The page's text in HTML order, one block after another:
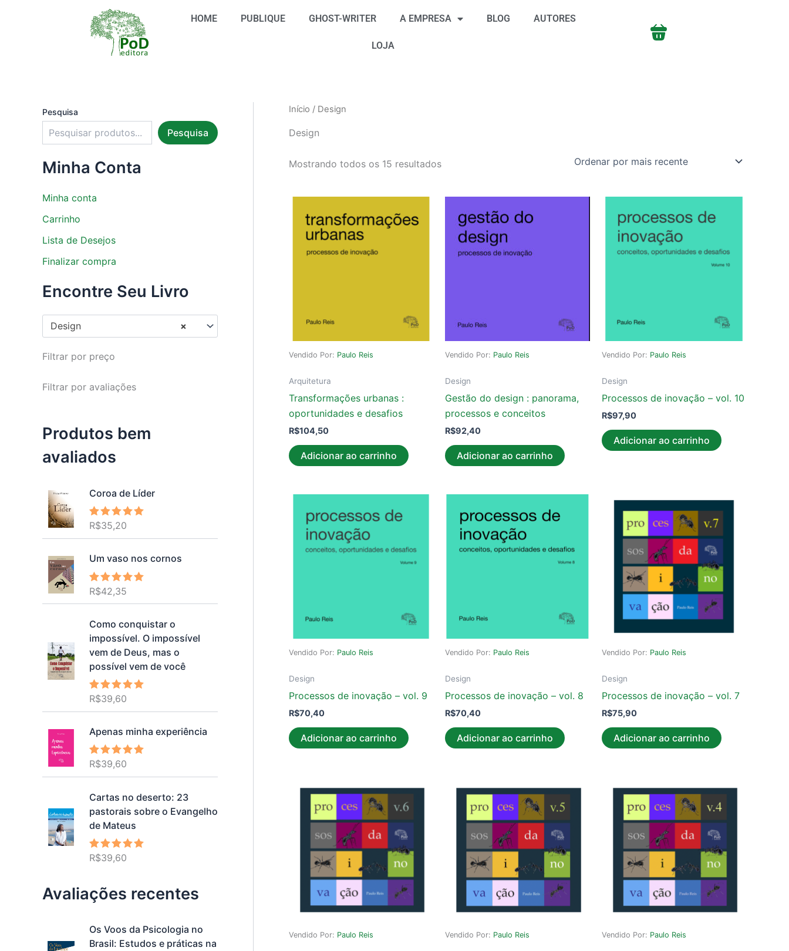
HOME PUBLIQUE GHOST-WRITER A EMPRESA BLOG AUTORES
LOJA
Pesquisa
Pesquisa
Minha Conta
Minha conta
Carrinho
Lista de Desejos
Finalizar compra
Encontre Seu Livro
×
Design
Filtrar por preço
Filtrar por avaliações
Produtos bem
avaliados
Coroa de Líder
Avaliação
R$35,20
Um vaso nos cornos
Avaliação
de 5
R$42,35
Como conquistar o
impossível. O impossível
vem de Deus, mas o
possível vem de você
Avaliação
R$39,60
Apenas minha experiência
Avaliação
R$39,60
Cartas no deserto: 23
pastorais sobre o Evangelho
de Mateus
Avaliação
R$39,60
Avaliações recentes
Os Voos da Psicologia no
Brasil: Estudos e práticas na
u
m
c
g
o
r
a
Início / Design
Design
Mostrando todos os 15 resultados
por
mais
Vendido Por: Paulo Reis
Arquitetura
Transformações urbanas :
oportunidades e desafios
R$104,50
Adicionar ao carrinho
Vendido Por: Paulo Reis
Design
Gestão do design : panorama,
processos e conceitos
R$92,40
Adicionar ao carrinho
Vendido Por: Paulo Reis
Design
Processos de inovação – vol. 10
R$97,90
Adicionar ao carrinho
Vendido Por: Paulo Reis
Design
Processos de inovação – vol. 9
R$70,40
Adicionar ao carrinho
Vendido Por: Paulo Reis
Design
Processos de inovação – vol. 8
R$70,40
Adicionar ao carrinho
Vendido Por: Paulo Reis
Design
Processos de inovação – vol. 7
R$75,90
Adicionar ao carrinho
Vendido Por: Paulo Reis Vendido Por: Paulo Reis Vendido Por: Paulo Reis